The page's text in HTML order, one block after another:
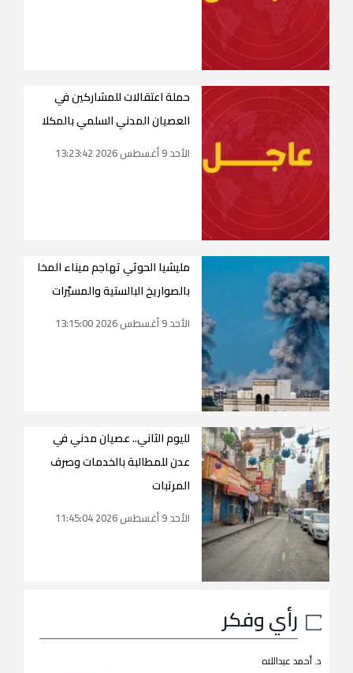
حملة اعتقالات للمشاركين في
العصيان المدني السلمي بالمكلا
الأحد 9 أغسطس 2026 13:23:42
مليشيا الحوثي تهاجم ميناء المخا
بالصواريخ البالستية والمسيّرات
الأحد 9 أغسطس 2026 13:15:00
لليوم الثاني.. عصيان مدني في
عدن للمطالبة بالخدمات وصرف
المرتبات
الأحد 9 أغسطس 2026 11:45:04
رأي وفكر
د. أحمد عبداللاه